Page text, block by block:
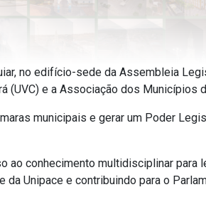
no edifício-sede da Assembleia
(UVC) e a Associação dos Municípios
municipais e gerar um Poder
ao conhecimento multidisciplinar para
Unipace e contribuindo para o